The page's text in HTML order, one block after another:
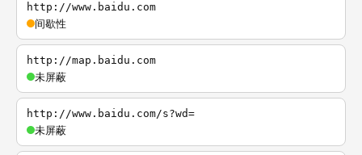
http://www.baidu.com
间歇性
http://map.baidu.com
未屏蔽
http://www.baidu.com/s?wd=
未屏蔽